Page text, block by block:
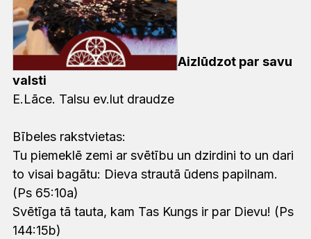
Aizlūdzot par savu
valsti
E.Lāce. Talsu ev.lut draudze
Bībeles rakstvietas:
Tu piemeklē zemi ar svētību un dzirdini to un dari
to visai bagātu: Dieva strautā ūdens papilnam.
(Ps 65:10a)
Svētīga tā tauta, kam Tas Kungs ir par Dievu! (Ps
144:15b)